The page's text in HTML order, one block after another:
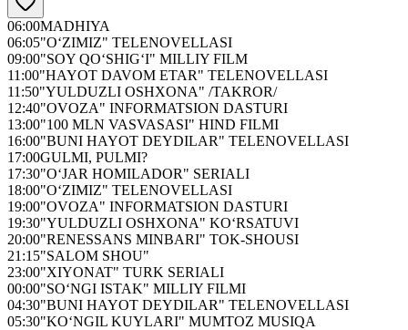
06:00MADHIYA
06:05"O‘ZIMIZ" TELENOVELLASI
09:00"SOY QO‘SHIG‘I" MILLIY FILM
11:00"HAYOT DAVOM ETAR" TELENOVELLASI
11:50"YULDUZLI OSHXONA" /TAKROR/
12:40"OVOZA" INFORMATSION DASTURI
13:00"100 MLN VASVASASI" HIND FILMI
16:00"BUNI HAYOT DEYDILAR" TELENOVELLASI
17:00GULMI, PULMI?
17:30"O‘JAR HOMILADOR" SERIALI
18:00"O‘ZIMIZ" TELENOVELLASI
19:00"OVOZA" INFORMATSION DASTURI
19:30"YULDUZLI OSHXONA" KO‘RSATUVI
20:00"RENESSANS MINBARI" TOK-SHOUSI
21:15"SALOM SHOU"
23:00"XIYONAT" TURK SERIALI
00:00"SO‘NGI ISTAK" MILLIY FILMI
04:30"BUNI HAYOT DEYDILAR" TELENOVELLASI
05:30"KO‘NGIL KUYLARI" MUMTOZ MUSIQA